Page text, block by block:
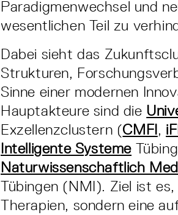
Paradigmenwechsel und
wesentlichen Teil zu
Dabei sieht das
Strukturen,
Sinne einer modernen
Hauptakteure sind die
Exzellenzclustern (CMFI,
Intelligente Systeme
Naturwissenschaftlich
Tübingen (NMI). Ziel ist
Therapien, sondern eine